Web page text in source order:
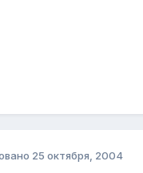
25 октября, 2004